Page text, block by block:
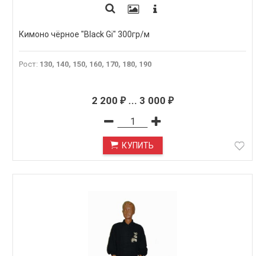
Кимоно чёрное "Black Gi" 300гр/м
Рост: 130, 140, 150, 160, 170, 180, 190
2 200 ₽... 3 000 ₽
КУПИТЬ